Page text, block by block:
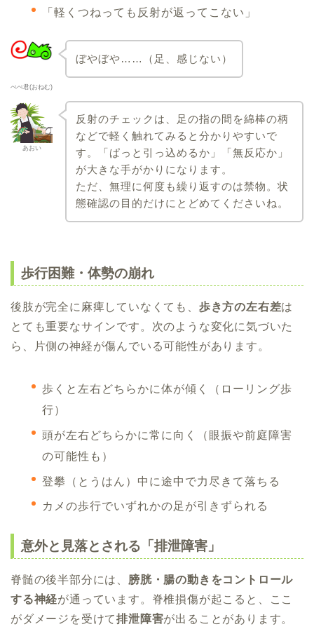
「軽くつねっても反射が返ってこない」
ぺぺ君(おねむ)
ぼやぼや……（足、感じない）
あおい
反射のチェックは、足の指の間を綿棒の柄
などで軽く触れてみると分かりやすいで
す。「ぱっと引っ込めるか」「無反応か」
が大きな手がかりになります。
ただ、無理に何度も繰り返すのは禁物。状
態確認の目的だけにとどめてくださいね。
歩行困難・体勢の崩れ
後肢が完全に麻痺していなくても、 歩き方の左右差は
とても重要なサインです。次のような変化に気づいた
ら、片側の神経が傷んでいる可能性があります。
歩くと左右どちらかに体が傾く（ローリング歩
行）
頭が左右どちらかに常に向く（眼振や前庭障害
の可能性も）
登攀（とうはん）中に途中で力尽きて落ちる
カメの歩行でいずれかの足が引きずられる
意外と見落とされる「排泄障害」
脊髄の後半部分には、 膀胱・腸の動きをコントロール
する神経が通っています。脊椎損傷が起こると、ここ
がダメージを受けて排泄障害が出ることがあります。